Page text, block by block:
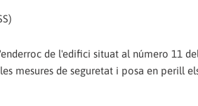
de l'edifici situat al número 11
mesures de seguretat i posa en perill